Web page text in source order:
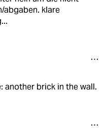
abgaben. klare
another brick in the wall.